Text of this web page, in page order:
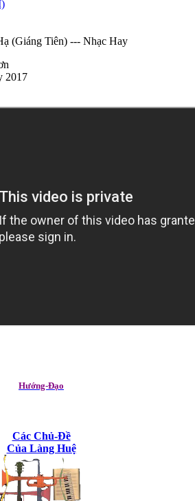
(Giáng Tiên) --- Nhạc Hay
2017
Hướng-Đạo
Các Chủ-Đề
Của Làng Huệ